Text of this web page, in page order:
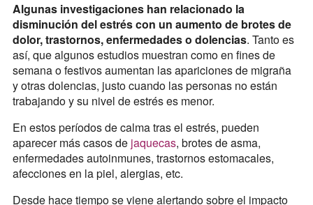
Algunas investigaciones han relacionado la
disminución del estrés con un aumento de brotes de
dolor, trastornos, enfermedades o dolencias. Tanto es
así, que algunos estudios muestran como en fines de
semana o festivos aumentan las apariciones de migraña
y otras dolencias, justo cuando las personas no están
trabajando y su nivel de estrés es menor.
En estos períodos de calma tras el estrés, pueden
aparecer más casos de jaquecas, brotes de asma,
enfermedades autoinmunes, trastornos estomacales,
afecciones en la piel, alergias, etc.
Desde hace tiempo se viene alertando sobre el impacto